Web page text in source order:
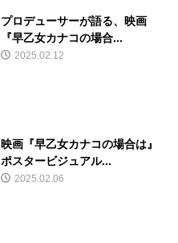
プロデューサーが語る、映画
『早乙女カナコの場合...
2025.02.12
映画『早乙女カナコの場合は』
ポスタービジュアル...
2025.02.06